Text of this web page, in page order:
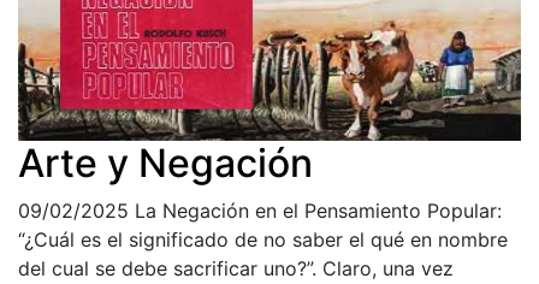
Arte y Negación
09/02/2025 La Negación en el Pensamiento Popular:
“¿Cuál es el significado de no saber el qué en nombre
del cual se debe sacrificar uno?”. Claro, una vez